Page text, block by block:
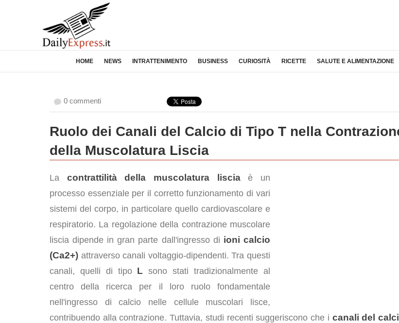
HOME NEWS INTRATTENIMENTO BUSINESS CURIOSITÀ RICETTE SALUTE E ALIMENTAZIONE
0 commenti
Ruolo dei Canali del Calcio di Tipo T nella
della Muscolatura Liscia
La contrattilità della muscolatura lisciaè un
processo essenziale per il corretto funzionamento di vari
sistemi del corpo, in particolare quello cardiovascolare e
respiratorio. La regolazione della contrazione muscolare
liscia dipende in gran parte dall'ingresso di ioni calcio
(Ca2+) attraverso canali voltaggio-dipendenti. Tra questi
canali, quelli di tipo L sono stati tradizionalmente al
centro della ricerca per il loro ruolo fondamentale
nell'ingresso di calcio nelle cellule muscolari lisce,
contribuendo alla contrazione. Tuttavia, studi recenti suggeriscono che i canali del